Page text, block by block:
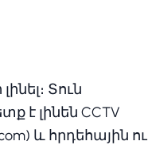
Տուն
է լինեն CCTV
և հրդեհային ու